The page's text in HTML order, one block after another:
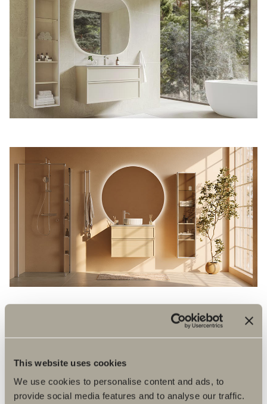
This website uses cookies
We use cookies to personalise content and ads, to
provide social media features and to analyse our traffic.